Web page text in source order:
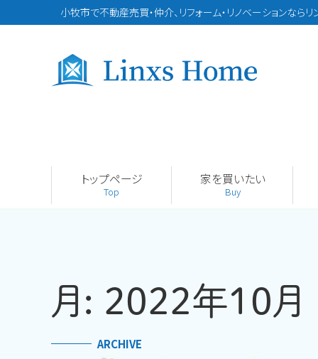
小牧市で不動産売買・仲介、リフォーム・リノベーションなら
トップページ
Top
家を買いたい
Buy
月: 2022年10月
ARCHIVE